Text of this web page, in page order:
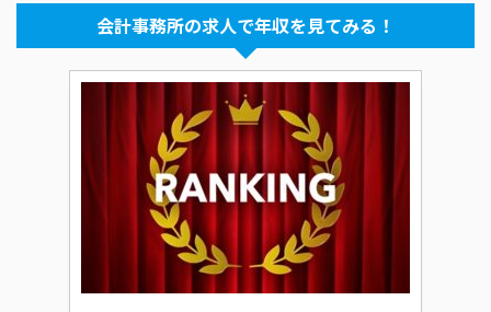
会計事務所の求人で年収を見てみる！